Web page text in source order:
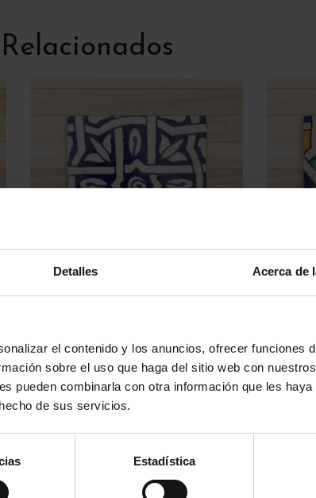
Detalles Acerca de
el contenido y los anuncios, ofrecer funciones
sobre el uso que haga del sitio web con
pueden combinarla con otra información que les haya
de sus servicios.
Estadística
AP21-24 – Malahá
LEER MÁS